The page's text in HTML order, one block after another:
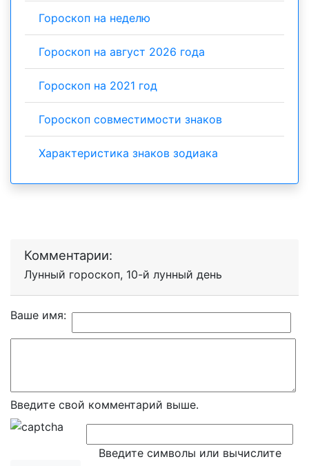
Гороскоп на неделю
Гороскоп на август 2026 года
Гороскоп на 2021 год
Гороскоп совместимости знаков
Характеристика знаков зодиака
Комментарии:
Лунный гороскоп, 10-й лунный день
Ваше имя:
Введите свой комментарий выше.
Введите символы или вычислите